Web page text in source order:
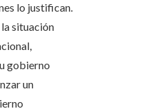
lo justifican.
situación
gobierno
un